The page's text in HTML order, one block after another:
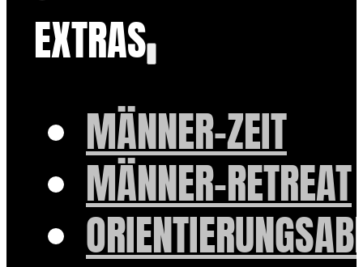
EXTRAS
MÄNNER-ZEIT
MÄNNER-RETREAT